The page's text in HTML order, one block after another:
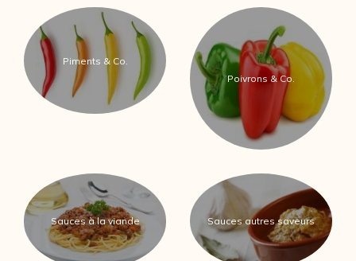
Piments & Co.
Poivrons & Co.
Sauces à la viande Sauces autres saveurs